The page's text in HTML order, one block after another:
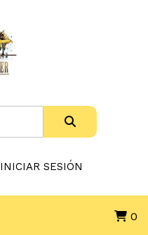
INICIAR SESIÓN
0